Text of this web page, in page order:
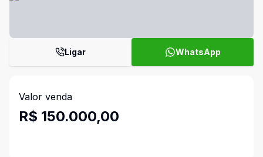
Ligar WhatsApp
Valor venda
R$ 150.000,00